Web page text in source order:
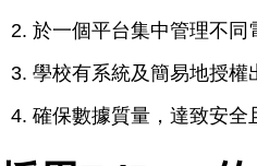
於一個平台集中管理不同
學校有系統及簡易地授權
確保數據質量，達致安全